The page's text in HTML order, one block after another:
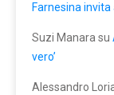
Farnesina
Suzi Manara su
vero’
Alessandro